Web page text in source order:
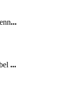
...
...